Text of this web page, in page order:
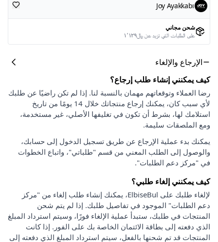
Joy Ayakkabı
شحن مجاني
على الطلبات التي تزيد عن ﷼١٬١٢٩
الإرجاع والإلغاء
كيف يمكنني إنشاء طلب إرجاع؟
رضا العملاء وتوقعاتهم مهمان بالنسبة لنا. إذا لم تكن راضيًا عن طلبك
لأي سبب كان، يمكنك إرجاع منتجاتك خلال 14 يومًا من تاريخ
استلامك لها، بشرط أن تكون في تغليفها الأصلي، غير مستخدمة،
ومع الملصقات سليمة.
يمكنك بدء عملية الإرجاع عن طريق تسجيل الدخول إلى حسابك،
والوصول إلى الطلب المعني من قسم "طلباتي"، واتباع الخطوات
في "مركز دعم الطلبات".
كيف يمكنني إلغاء طلبي؟
لإلغاء طلبك على ElbiseBul، يمكنك إنشاء طلب إلغاء من "مركز
دعم الطلبات" الموجود في تفاصيل طلبك. إذا لم يتم شحن
المنتجات في طلبك، ستبدأ عملية الإلغاء فورًا، وسيتم استرداد المبلغ
الذي دفعته إلى بطاقة الائتمان الخاصة بك على الفور. إذا كانت
المنتجات قد تم شحنها بالفعل، سيتم استرداد المبلغ الذي دفعته إلى